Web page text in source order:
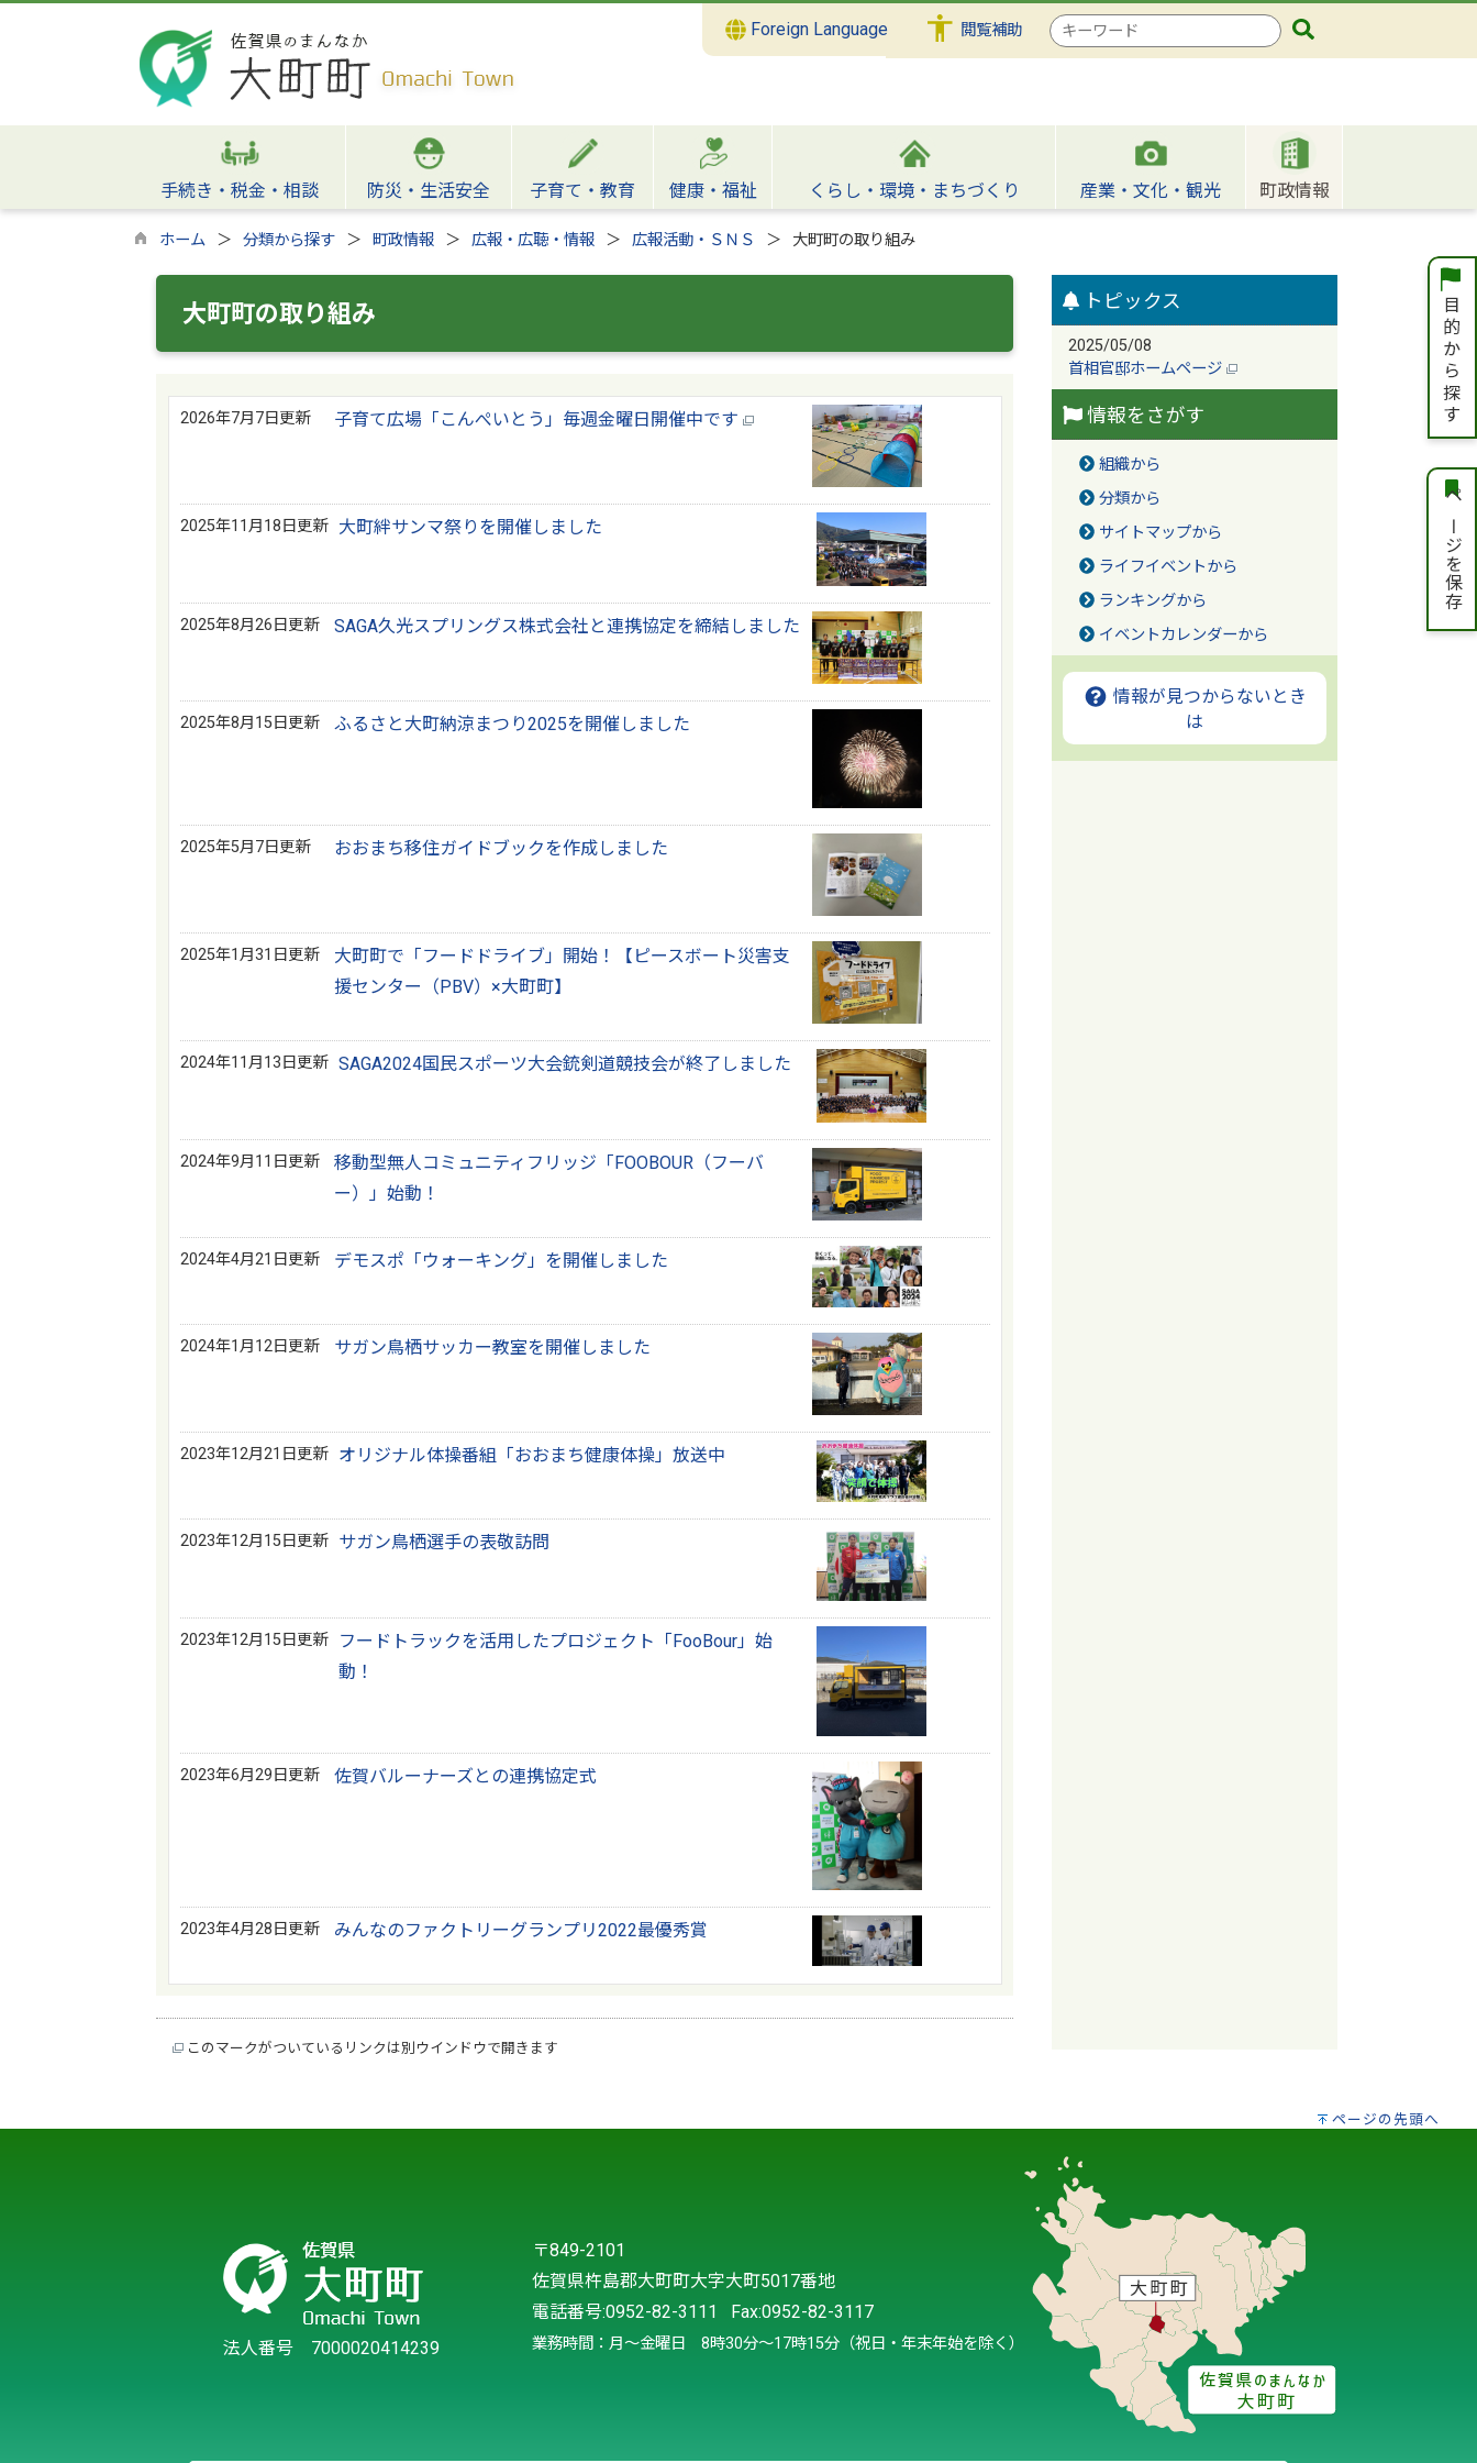
Foreign Language 閲覧補助
検
索
手続き・税金・相談 防災・生活安全 子育て・教育 健康・福祉 くらし・環境・まちづくり 産業・文化・観光 町政情報
ホーム 分類から探す 町政情報 広報・広聴・情報 広報活動・ＳＮＳ 大町町の取り組み
大町町の取り組み
2026年7月7日更新 子育て広場「こんぺいとう」毎週金曜日開催中です
2025年11月18日更新 大町絆サンマ祭りを開催しました
2025年8月26日更新 SAGA久光スプリングス株式会社と連携協定を締結しました
2025年8月15日更新 ふるさと大町納涼まつり2025を開催しました
2025年5月7日更新 おおまち移住ガイドブックを作成しました
2025年1月31日更新
大町町で「フードドライブ」開始！【ピースボート災害支
援センター（PBV）×大町町】
2024年11月13日更新 SAGA2024国民スポーツ大会銃剣道競技会が終了しました
2024年9月11日更新
移動型無人コミュニティフリッジ「FOOBOUR（フーバ
ー）」始動！
2024年4月21日更新 デモスポ「ウォーキング」を開催しました
2024年1月12日更新 サガン鳥栖サッカー教室を開催しました
2023年12月21日更新 オリジナル体操番組「おおまち健康体操」放送中
2023年12月15日更新 サガン鳥栖選手の表敬訪問
2023年12月15日更新
フードトラックを活用したプロジェクト「FooBour」始
動！
2023年6月29日更新 佐賀バルーナーズとの連携協定式
2023年4月28日更新 みんなのファクトリーグランプリ2022最優秀賞
このマークがついているリンクは別ウインドウで開きます
トピックス
2025/05/08
首相官邸ホームページ
情報をさがす
組織から
分類から
サイトマップから
ライフイベントから
ランキングから
イベントカレンダーから
情報が見つからないとき
は
ページの先頭へ
法人番号 7000020414239
〒849-2101
佐賀県杵島郡大町町大字大町5017番地
電話番号:0952-82-3111 Fax:0952-82-3117
業務時間：月～金曜日 8時30分～17時15分（祝日・年末年始を除く）
ページを保存